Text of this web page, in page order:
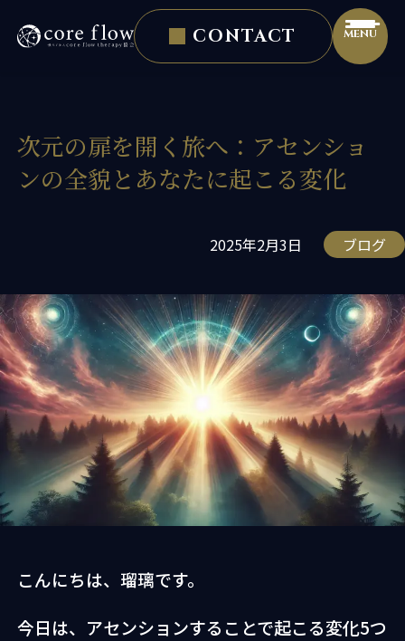
ヒーラー イベント・スクールなら「一般社団法
CONTACT
SOULSELF講座
個人セッション
実践者の声
ブログ
お知らせ
プロフィール
協会認定ヒーラー
お問い合わせ
会社概要
プライバシーポリシー
次元の扉を開く旅へ：アセンショ
ンの全貌とあなたに起こる変化
2025年2月3日 ブログ
こんにちは、瑠璃です。
今日は、アセンションすることで起こる変化5つ